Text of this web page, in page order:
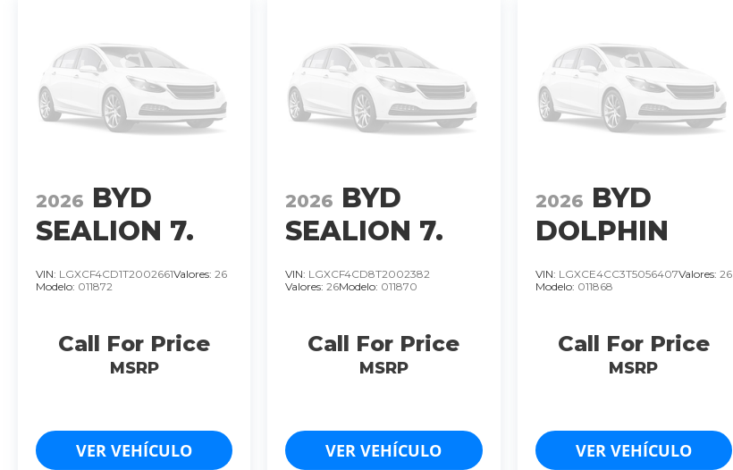
2026 BYD
SEALION 7.
IMPORTADO
MOTOR 390
KW
�
VIN: LGXCF4CD1T2002661Valores: 26
Modelo: 011872
Call For Price
MSRP
VER VEHÍCULO
2026 BYD
SEALION 7.
IMPORTADO
MOTOR 390
KW
�
VIN: LGXCF4CD8T2002382
Valores:26Modelo: 011870
Call For Price
MSRP
VER VEHÍCULO
2026 BYD
DOLPHIN
MINI 380 KM.
IMPORTADO
MODELO
�
VIN: LGXCE4CC3T5056407Valores: 26
Modelo: 011868
Call For Price
MSRP
VER VEHÍCULO